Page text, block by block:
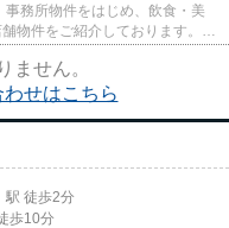
務所物件をはじめ、飲食・美
物件をご紹介しております。
ません。
せはこちら
駅 徒歩2分
歩10分